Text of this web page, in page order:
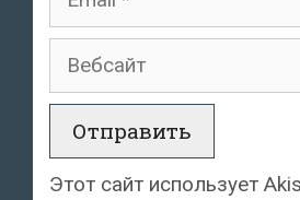
Вебсайт
Этот сайт использует